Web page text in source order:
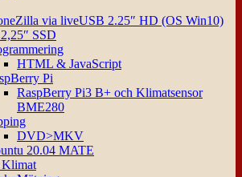
via liveUSB 2.25″ HD (OS Win10)
SSD
HTML & JavaScript
Pi
RaspBerry Pi3 B+ och Klimatsensor
BME280
DVD>MKV
20.04 MATE